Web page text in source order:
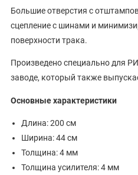
Большие отверстия с
сцепление с шинами и
поверхности трака.
Произведено специально для
заводе, который также
Основные характеристики
Длина: 200 см
Ширина: 44 см
Толщина: 4 мм
Толщина усилителя: 4 мм